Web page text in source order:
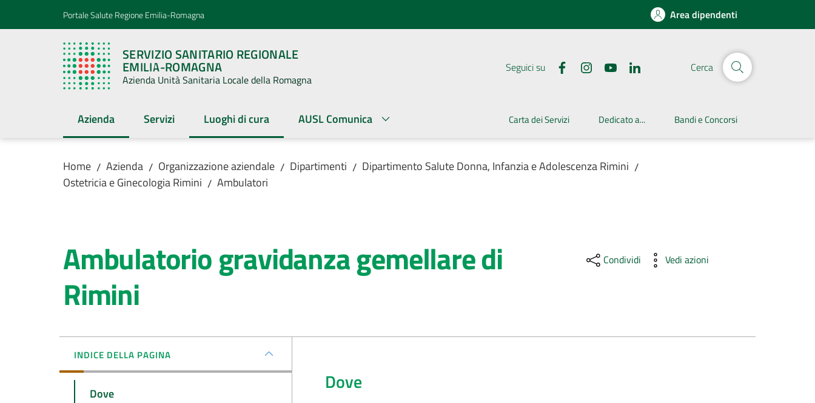
Vai al contenuto
Vai alla navigazionePortale Salute Regione Emilia-Romagna Area dipendenti
SERVIZIO SANITARIO REGIONALE
EMILIA-ROMAGNA
Azienda Unità Sanitaria Locale della Romagna
Seguici su Cerca
Azienda
Menu selezionatoServizi Luoghi di cura
Menu selezionato AUSL Comunica Carta dei Servizi Dedicato a... Bandi e Concorsi
Home / Azienda / Organizzazione aziendale / Dipartimenti / Dipartimento Salute Donna, Infanzia e Adolescenza Rimini /
Ostetricia e Ginecologia Rimini / Ambulatori
Ambulatorio gravidanza gemellare di
Rimini
Condividi Vedi azioni
INDICE DELLA PAGINA
Dove
Dove